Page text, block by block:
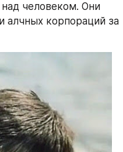
человеком. Они
алчных корпораций за